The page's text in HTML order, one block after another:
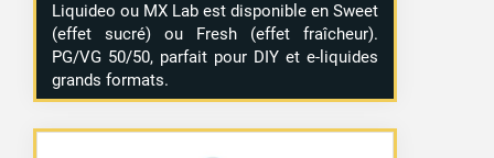
Liquideo ou MX Lab est disponible en Sweet
(effet sucré) ou Fresh (effet fraîcheur).
PG/VG 50/50, parfait pour DIY et e-liquides
grands formats.